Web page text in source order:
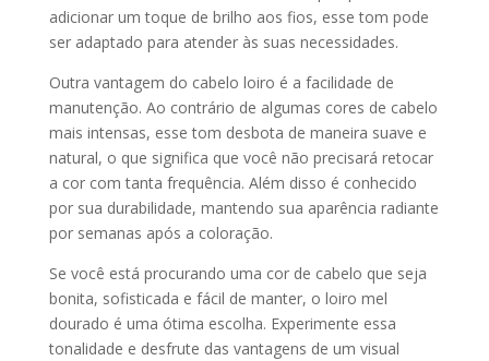
adicionar um toque de brilho aos fios, esse tom pode
ser adaptado para atender às suas necessidades.
Outra vantagem do cabelo loiro é a facilidade de
manutenção. Ao contrário de algumas cores de cabelo
mais intensas, esse tom desbota de maneira suave e
natural, o que significa que você não precisará retocar
a cor com tanta frequência. Além disso é conhecido
por sua durabilidade, mantendo sua aparência radiante
por semanas após a coloração.
Se você está procurando uma cor de cabelo que seja
bonita, sofisticada e fácil de manter, o loiro mel
dourado é uma ótima escolha. Experimente essa
tonalidade e desfrute das vantagens de um visual